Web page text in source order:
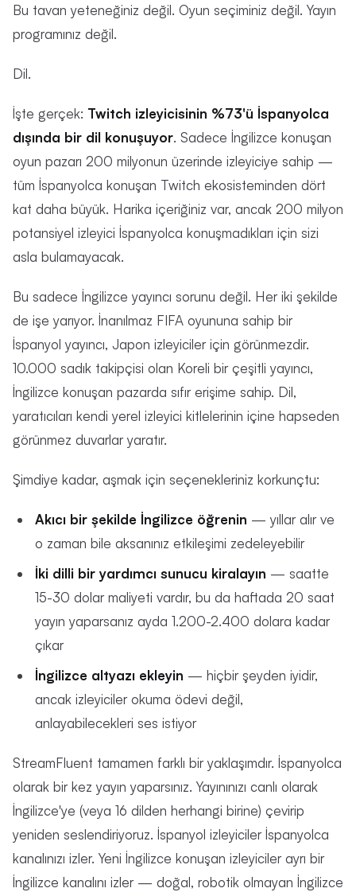
Bu tavan yeteneğiniz değil. Oyun seçiminiz değil. Yayın
programınız değil.
Dil.
İşte gerçek: Twitch izleyicisinin %73'ü İspanyolca
dışında bir dil konuşuyor. Sadece İngilizce konuşan
oyun pazarı 200 milyonun üzerinde izleyiciye sahip —
tüm İspanyolca konuşan Twitch ekosisteminden dört
kat daha büyük. Harika içeriğiniz var, ancak 200 milyon
potansiyel izleyici İspanyolca konuşmadıkları için sizi
asla bulamayacak.
Bu sadece İngilizce yayıncı sorunu değil. Her iki şekilde
de işe yarıyor. İnanılmaz FIFA oyununa sahip bir
İspanyol yayıncı, Japon izleyiciler için görünmezdir.
10.000 sadık takipçisi olan Koreli bir çeşitli yayıncı,
İngilizce konuşan pazarda sıfır erişime sahip. Dil,
yaratıcıları kendi yerel izleyici kitlelerinin içine hapseden
görünmez duvarlar yaratır.
Şimdiye kadar, aşmak için seçenekleriniz korkunçtu:
Akıcı bir şekilde İngilizce öğrenin — yıllar alır ve
o zaman bile aksanınız etkileşimi zedeleyebilir
İki dilli bir yardımcı sunucu kiralayın — saatte
15-30 dolar maliyeti vardır, bu da haftada 20 saat
yayın yaparsanız ayda 1.200-2.400 dolara kadar
çıkar
İngilizce altyazı ekleyin — hiçbir şeyden iyidir,
ancak izleyiciler okuma ödevi değil,
anlayabilecekleri ses istiyor
StreamFluent tamamen farklı bir yaklaşımdır. İspanyolca
olarak bir kez yayın yaparsınız. Yayınınızı canlı olarak
İngilizce'ye (veya 16 dilden herhangi birine) çevirip
yeniden seslendiriyoruz. İspanyol izleyiciler İspanyolca
kanalınızı izler. Yeni İngilizce konuşan izleyiciler ayrı bir
İngilizce kanalını izler — doğal, robotik olmayan İngilizce